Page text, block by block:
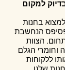
למקום
בחנות
הנחשבת
הצוות
וחומרי הגלם
ללקוחות